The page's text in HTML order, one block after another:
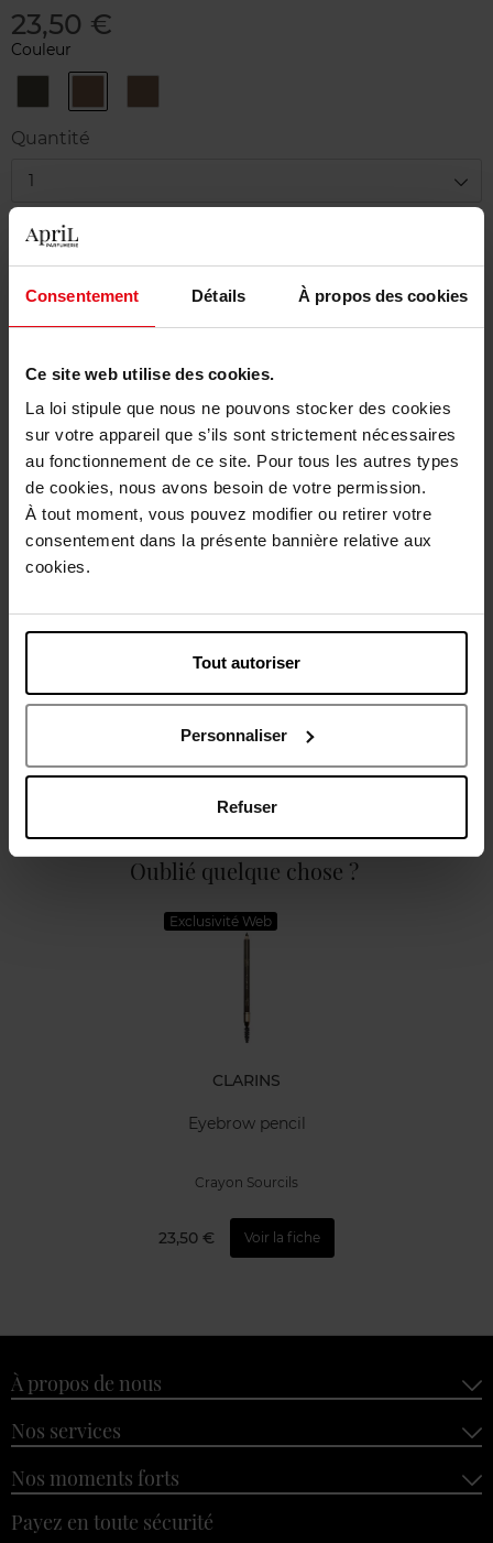
Consentement Détails À propos des cookies
Ce site web utilise des cookies.
La loi stipule que nous ne pouvons stocker des cookies
sur votre appareil que s’ils sont strictement nécessaires
au fonctionnement de ce site. Pour tous les autres types
de cookies, nous avons besoin de votre permission.
À tout moment, vous pouvez modifier ou retirer votre
consentement dans la présente bannière relative aux
cookies.
Tout autoriser
Personnaliser
Refuser
23,50 €
Couleur
-
Dark
Brown
-
Brown
-
Quantité
1
Livraison
Cet article n'est plus disponible pour le moment
Livraison gratuite à partir de 50€
Retour gratuit dans votre magasin
Description
Caractéristiques
Avis client Politique relative aux avis des clients
Oublié quelque chose ?
Exclusivité Web
CLARINS
Eyebrow pencil
Crayon Sourcils
23,50 € Voir la fiche
À propos de nous
Nos services
Nos moments forts
Payez en toute sécurité